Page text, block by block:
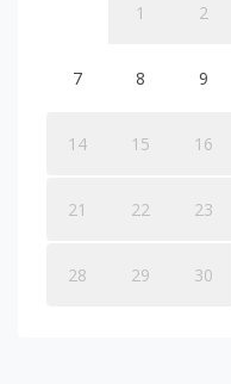
1 2
7 8 9
14 15 16
21 22 23
28 29 30